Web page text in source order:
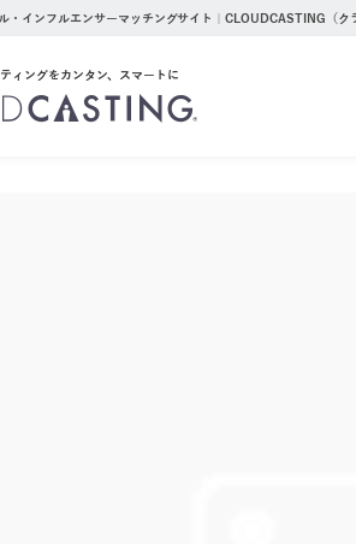
・インフルエンサーマッチングサイト｜CLOUDCASTING（ク
ィングをカンタン、スマートに